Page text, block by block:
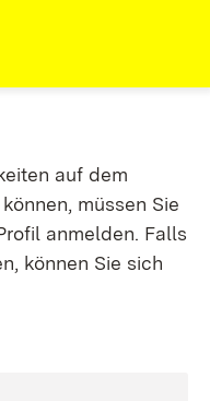
auf dem
müssen Sie
anmelden. Falls
können Sie sich